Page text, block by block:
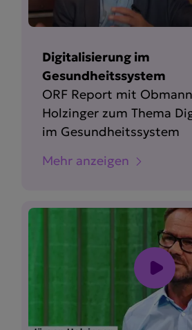
Digitalisierung im
Gesundheitssystem
ORF Report mit
Holzinger zum Thema
im Gesund­heits­system
Mehr anzeigen